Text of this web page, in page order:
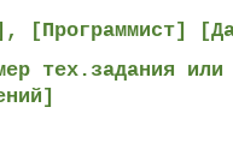
[Программист]
тех.задания или